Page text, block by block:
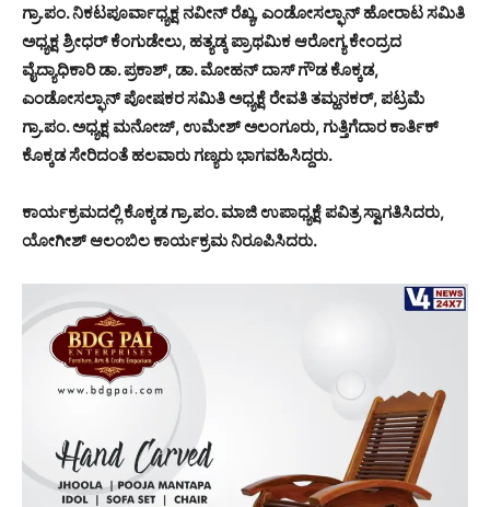
ಗ್ರಾ.ಪಂ. ನಿಕಟಪೂರ್ವಾಧ್ಯಕ್ಷ ನವೀನ್ ರೆಖ್ಯ, ಎಂಡೋಸಲ್ಫಾನ್ ಹೋರಾಟ ಸಮಿತಿ
ಅಧ್ಯಕ್ಷ ಶ್ರೀಧರ್ ಕೆಂಗುಡೇಲು, ಹತ್ಯಡ್ಕ ಪ್ರಾಥಮಿಕ ಆರೋಗ್ಯ ಕೇಂದ್ರದ
ವೈದ್ಯಾಧಿಕಾರಿ ಡಾ. ಪ್ರಕಾಶ್, ಡಾ. ಮೋಹನ್ ದಾಸ್ ಗೌಡ ಕೊಕ್ಕಡ,
ಎಂಡೋಸಲ್ಫಾನ್ ಪೋಷಕರ ಸಮಿತಿ ಅಧ್ಯಕ್ಷೆ ರೇವತಿ ತಮ್ಹನಕರ್, ಪಟ್ರಮೆ
ಗ್ರಾ.ಪಂ. ಅಧ್ಯಕ್ಷ ಮನೋಜ್, ಉಮೇಶ್ ಅಲಂಗೂರು, ಗುತ್ತಿಗೆದಾರ ಕಾರ್ತಿಕ್
ಕೊಕ್ಕಡ ಸೇರಿದಂತೆ ಹಲವಾರು ಗಣ್ಯರು ಭಾಗವಹಿಸಿದ್ದರು.
ಕಾರ್ಯಕ್ರಮದಲ್ಲಿ ಕೊಕ್ಕಡ ಗ್ರಾ.ಪಂ. ಮಾಜಿ ಉಪಾಧ್ಯಕ್ಷೆ ಪವಿತ್ರ ಸ್ವಾಗತಿಸಿದರು,
ಯೋಗೀಶ್ ಆಲಂಬಿಲ ಕಾರ್ಯಕ್ರಮ ನಿರೂಪಿಸಿದರು.